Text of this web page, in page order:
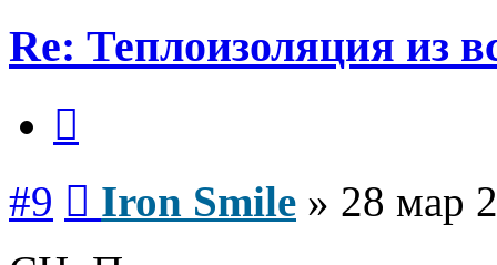
Re: Теплоизоляция из
#9 Iron Smile » 28 мар